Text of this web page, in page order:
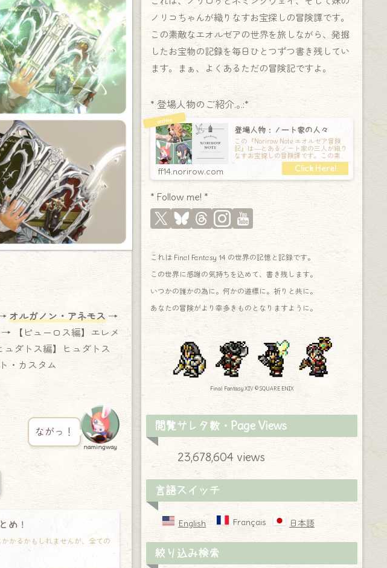
オルガノン・アネモス →
→ 【ピューロス編】エレメ
ダトス編】ヒュダトス
・カスタム
ながっ！
namingway
め！
かるかもしれませんが、全ての
ノリコちゃんが織りなすお宝探しの冒険譚です。
この素敵なエオルゼアの世界を旅しながら、発掘
したお宝物の記録を毎日ひとつずつ書き残してい
ます。まぁ、よくあるただの冒険記ですよ。
* 登場人物のご紹介.｡.:*
登場人物：ノート家の人々
この『Norirow Note エオルゼア冒険
記』は―とあるノート家の三人が織り
なすお宝探しの冒険譚です。この素敵
な Final Fantasy XIV の世界を旅しな
ff14.norirow.com
* Follow me! *
これは Final Fantasy 14 の世界の記憶と記録です。
この世界に感謝の気持ちを込めて、書き残します。
いつかの誰かの為に。何かの道標に。祈りと共に。
あなたの冒険がより幸多きものとなりますように。
Final Fantasy XIV © SQUARE ENIX
閲覧サレタ数・Page Views
23,678,604 views
言語スイッチ
English Français 日本語
絞り込み検索